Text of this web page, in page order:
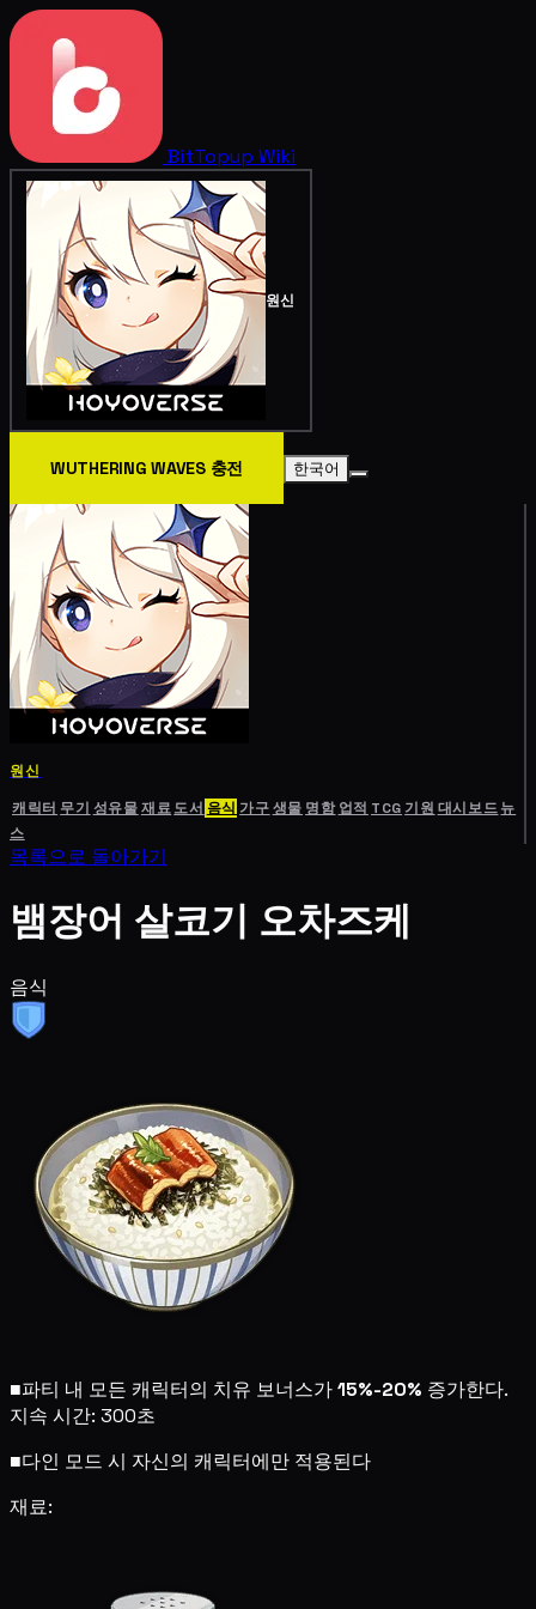
BitTopup Wiki
원신
WUTHERING WAVES 충전 한국어
원신
캐릭터 무기 성유물재료도서 음식 가구생물 명함 업적 TCG기원 대시보드뉴
스
목록으로 돌아가기
뱀장어 살코기 오차즈케
음식
■파티 내 모든 캐릭터의 치유 보너스가15%-20% 증가한다.
지속 시간: 300초
■다인 모드 시 자신의 캐릭터에만 적용된다
재료: